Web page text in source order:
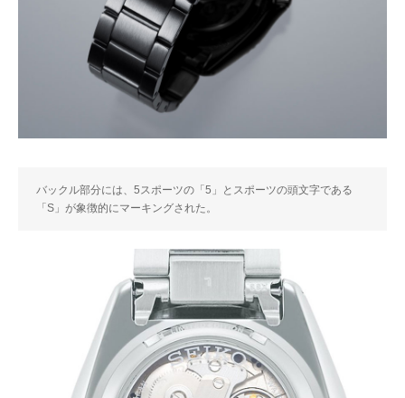
バックル部分には、5スポーツの「5」とスポーツの頭文字である
「S」が象徴的にマーキングされた。